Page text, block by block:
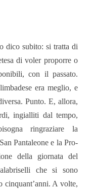
dico subito: si tratta di
di voler proporre o
con il passato.
era meglio, e
Punto. E, allora,
ingialliti dal tempo,
ringraziare la
Pantaleone e la Pro-
della giornata del
che si sono
cinquant’anni. A volte,